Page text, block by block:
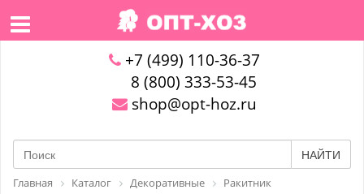
+7 (499) 110-36-37
8 (800) 333-53-45
shop@opt-hoz.ru
НАЙТИ
Главная Каталог Декоративные
Ракитник